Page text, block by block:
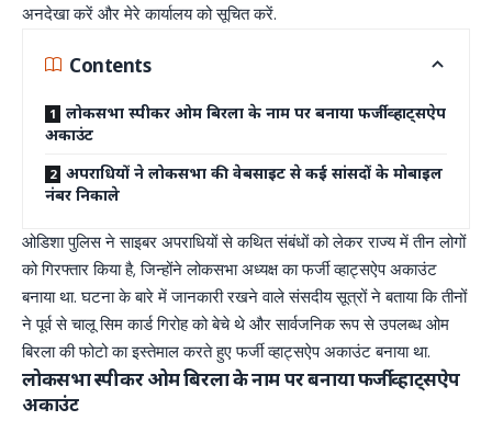
अनदेखा करें और मेरे कार्यालय को सूचित करें.
Contents
लोकसभा स्पीकर ओम बिरला के नाम पर बनाया फर्जी व्हाट्सऐप
अकाउंट
अपराधियों ने लोकसभा की वेबसाइट से कई सांसदों के मोबाइल
नंबर निकाले
ओडिशा पुलिस ने साइबर अपराधियों से कथित संबंधों को लेकर राज्य में तीन लोगों
को गिरफ्तार किया है, जिन्होंने लोकसभा अध्यक्ष का फर्जी व्हाट्सऐप अकाउंट
बनाया था. घटना के बारे में जानकारी रखने वाले संसदीय सूत्रों ने बताया कि तीनों
ने पूर्व से चालू सिम कार्ड गिरोह को बेचे थे और सार्वजनिक रूप से उपलब्ध ओम
बिरला की फोटो का इस्तेमाल करते हुए फर्जी व्हाट्सऐप अकाउंट बनाया था.
लोकसभा स्पीकर ओम बिरला के नाम पर बनाया फर्जी व्हाट्सऐप
अकाउंट